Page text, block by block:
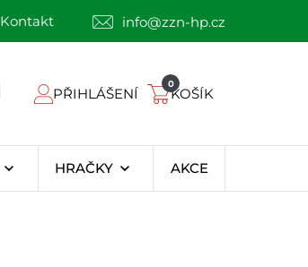
Kontakt info@zzn-hp.cz
PŘIHLÁŠENÍ
0
KOŠÍK
HRAČKY AKCE